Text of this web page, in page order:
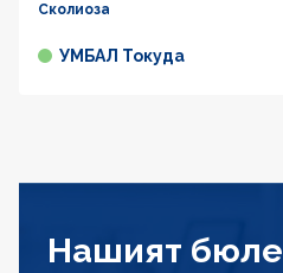
Сколиоза
УМБАЛ Токуда
Нашият